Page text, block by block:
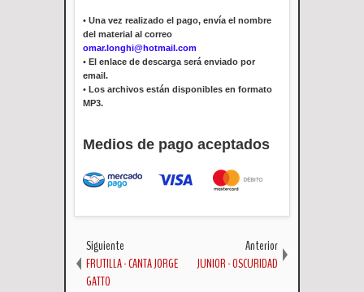
• Una vez realizado el pago, envía el nombre
del material al correo
omar.longhi@hotmail.com
• El enlace de descarga será enviado por
email.
• Los archivos están disponibles en formato
MP3.
Medios de pago aceptados
Siguiente
FRUTILLA - CANTA JORGE
GATTO
Anterior
JUNIOR - OSCURIDAD